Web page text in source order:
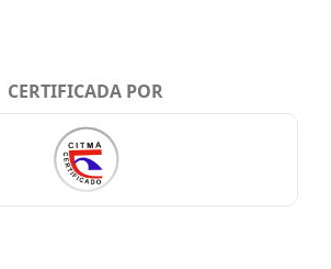
CERTIFICADA POR